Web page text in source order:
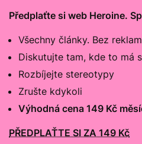
Předplaťte si web Heroine.
Všechny články. Bez reklam
Diskutujte tam, kde to má
Rozbíjejte stereotypy
Zrušte kdykoli
Výhodná cena 149 Kč
PŘEDPLAŤTE SI ZA 149 Kč